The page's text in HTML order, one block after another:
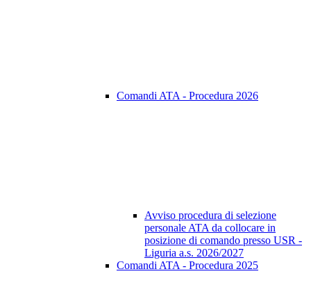
Comandi ATA - Procedura 2026
Avviso procedura di selezione
personale ATA da collocare in
posizione di comando presso USR -
Liguria a.s. 2026/2027
Comandi ATA - Procedura 2025